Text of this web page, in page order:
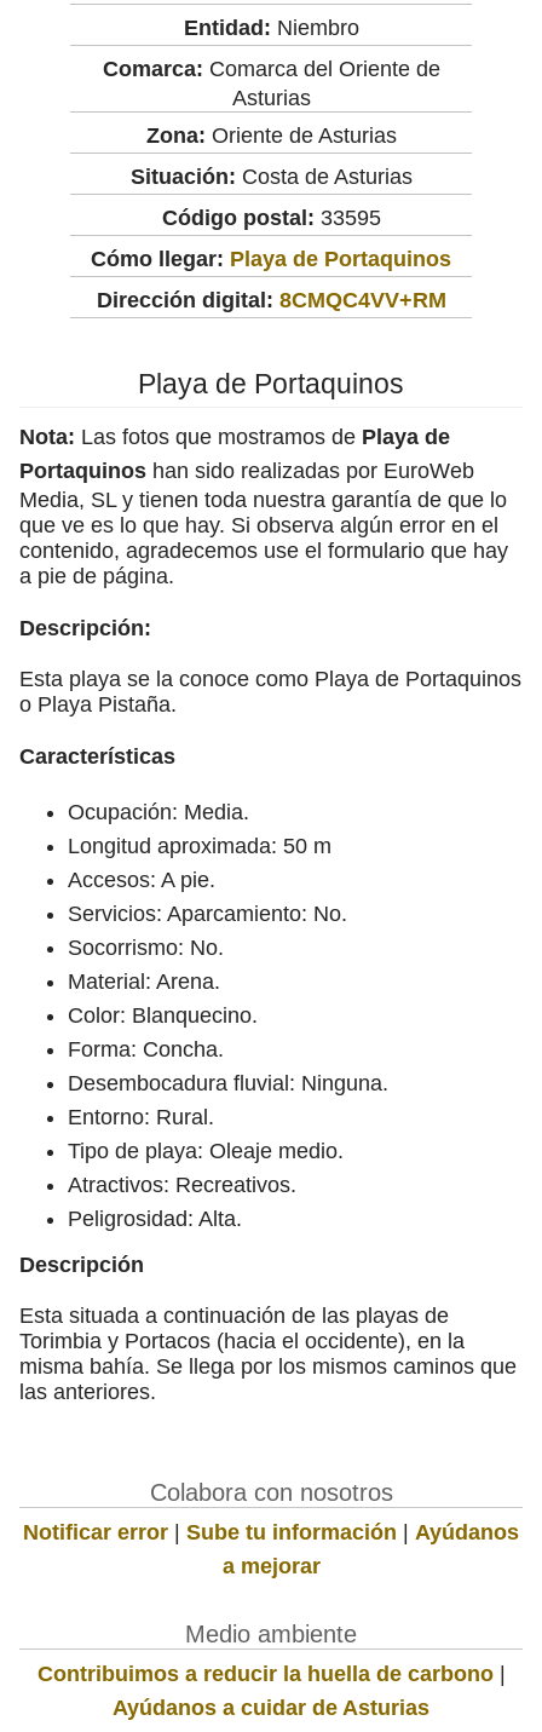
Entidad: Niembro
Comarca: Comarca del Oriente de
Asturias
Zona: Oriente de Asturias
Situación: Costa de Asturias
Código postal: 33595
Cómo llegar: Playa de Portaquinos
Dirección digital: 8CMQC4VV+RM
Playa de Portaquinos
Nota: Las fotos que mostramos de Playa de
Portaquinos han sido realizadas por EuroWeb
Media, SL y tienen toda nuestra garantía de que lo
que ve es lo que hay. Si observa algún error en el
contenido, agradecemos use el formulario que hay
a pie de página.
Descripción:
Esta playa se la conoce como Playa de Portaquinos
o Playa Pistaña.
Características
Ocupación: Media.
Longitud aproximada: 50 m
Accesos: A pie.
Servicios: Aparcamiento: No.
Socorrismo: No.
Material: Arena.
Color: Blanquecino.
Forma: Concha.
Desembocadura fluvial: Ninguna.
Entorno: Rural.
Tipo de playa: Oleaje medio.
Atractivos: Recreativos.
Peligrosidad: Alta.
Descripción
Esta situada a continuación de las playas de
Torimbia y Portacos (hacia el occidente), en la
misma bahía. Se llega por los mismos caminos que
las anteriores.
Colabora con nosotros
Notificar error | Sube tu información | Ayúdanos
a mejorar
Medio ambiente
Contribuimos a reducir la huella de carbono|
Ayúdanos a cuidar de Asturias